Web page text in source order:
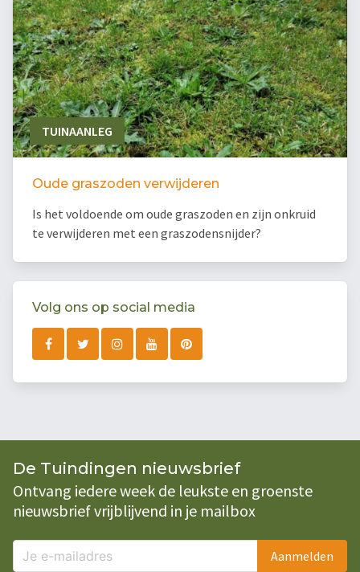
TUINAANLEG
Oude graszoden verwijderen
Is het voldoende om oude graszoden en zijn onkruid
te verwijderen met een graszodensnijder?
Volg ons op social media
De Tuindingen nieuwsbrief
Ontvang iedere week de leukste en groenste
nieuwsbrief vrijblijvend in je mailbox
Aanmelden